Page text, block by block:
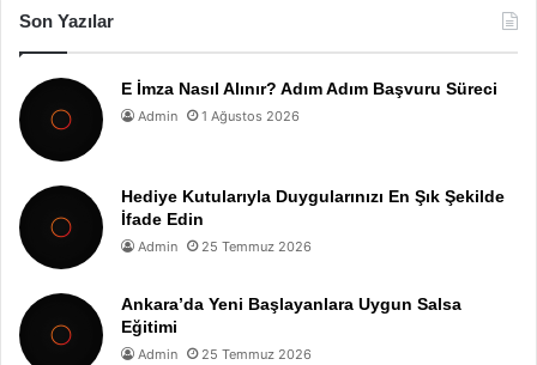
Son Yazılar
E İmza Nasıl Alınır? Adım Adım Başvuru Süreci
Admin 1 Ağustos 2026
Hediye Kutularıyla Duygularınızı En Şık Şekilde
İfade Edin
Admin 25 Temmuz 2026
Ankara’da Yeni Başlayanlara Uygun Salsa
Eğitimi
Admin 25 Temmuz 2026